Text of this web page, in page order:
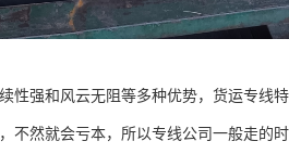
性强和风云无阻等多种优势，货运专线
不然就会亏本，所以专线公司一般走的